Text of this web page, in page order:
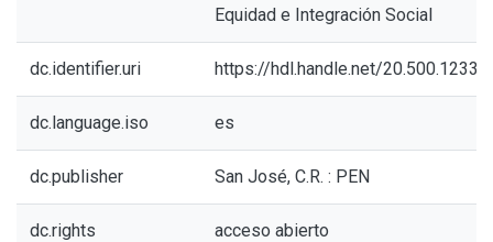
Equidad e Integración Social
dc.identifier.uri https://hdl.handle.net/
dc.language.iso es
dc.publisher San José, C.R. : PEN
dc.rights acceso abierto